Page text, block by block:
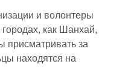
и волонтеры
как Шанхай,
присматривать за
находятся на